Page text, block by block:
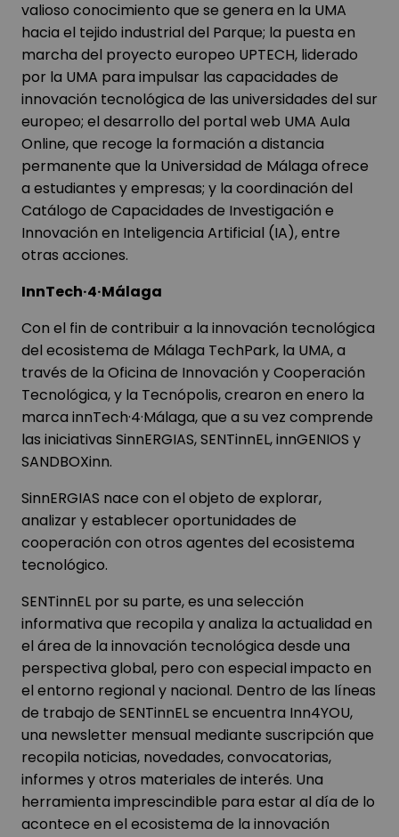
valioso conocimiento que se genera en la UMA
hacia el tejido industrial del Parque; la puesta en
marcha del proyecto europeo UPTECH, liderado
por la UMA para impulsar las capacidades de
innovación tecnológica de las universidades del sur
europeo; el desarrollo del portal web UMA Aula
Online, que recoge la formación a distancia
permanente que la Universidad de Málaga ofrece
a estudiantes y empresas; y la coordinación del
Catálogo de Capacidades de Investigación e
Innovación en Inteligencia Artificial (IA), entre
otras acciones.
InnTech·4·Málaga
Con el fin de contribuir a la innovación tecnológica
del ecosistema de Málaga TechPark, la UMA, a
través de la Oficina de Innovación y Cooperación
Tecnológica, y la Tecnópolis, crearon en enero la
marca innTech·4·Málaga, que a su vez comprende
las iniciativas SinnERGIAS, SENTinnEL, innGENIOS y
SANDBOXinn.
SinnERGIAS nace con el objeto de explorar,
analizar y establecer oportunidades de
cooperación con otros agentes del ecosistema
tecnológico.
SENTinnEL por su parte, es una selección
informativa que recopila y analiza la actualidad en
el área de la innovación tecnológica desde una
perspectiva global, pero con especial impacto en
el entorno regional y nacional. Dentro de las líneas
de trabajo de SENTinnEL se encuentra Inn4YOU,
una newsletter mensual mediante suscripción que
recopila noticias, novedades, convocatorias,
informes y otros materiales de interés. Una
herramienta imprescindible para estar al día de lo
acontece en el ecosistema de la innovación